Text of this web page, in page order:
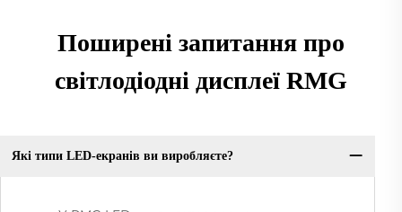
Поширені запитання про
світлодіодні дисплеї RMG
Які типи LED-екранів ви виробляєте?